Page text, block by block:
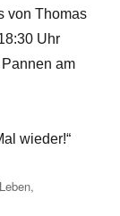
von Thomas
Uhr
am
wieder!“
,